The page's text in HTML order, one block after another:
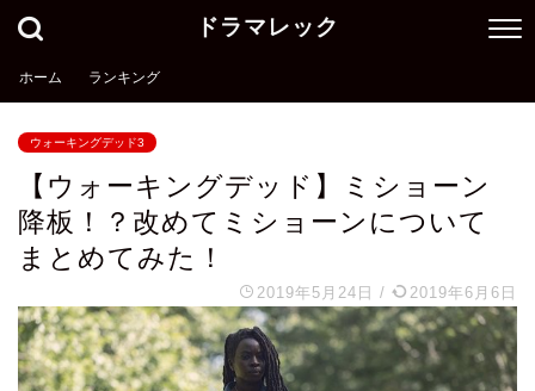
ドラマレック
ホーム ランキング
ウォーキングデッド3
【ウォーキングデッド】ミショーン
降板！？改めてミショーンについて
まとめてみた！
2019年5月24日 / 2019年6月6日